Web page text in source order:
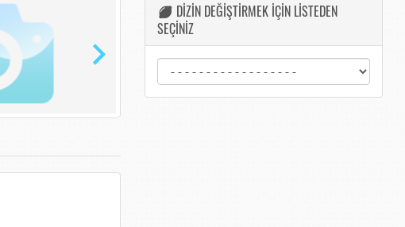
DİZİN DEĞİŞTİRMEK İÇİN LİSTEDEN
SEÇİNİZ